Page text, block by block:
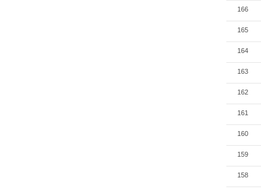
166
165
164
163
162
161
160
159
158